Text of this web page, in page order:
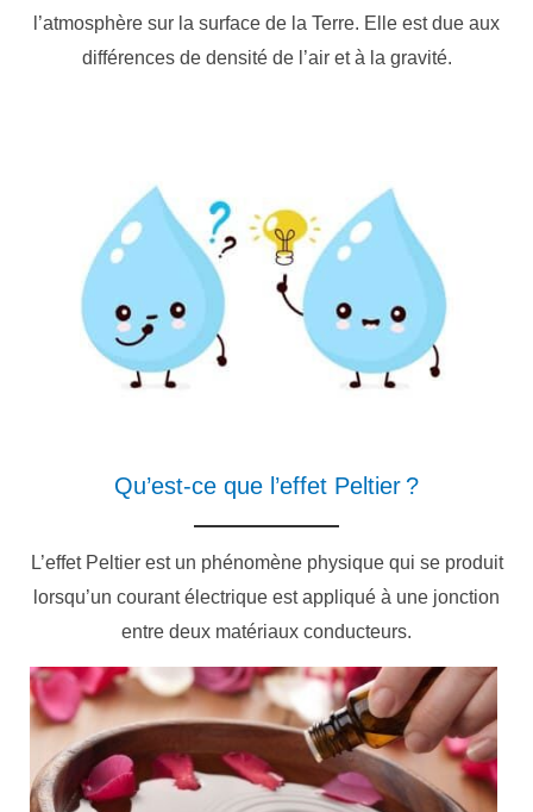
l’atmosphère sur la surface de la Terre. Elle est due aux
différences de densité de l’air et à la gravité.
Qu’est-ce que l’effet Peltier ?
L’effet Peltier est un phénomène physique qui se produit
lorsqu’un courant électrique est appliqué à une jonction
entre deux matériaux conducteurs.